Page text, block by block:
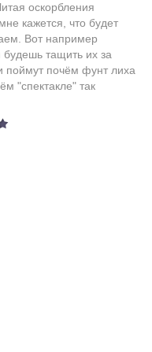
оскорбления
кажется, что будет
Вот например
будешь тащить их за
поймут почём фунт лиха
"спектакле" так